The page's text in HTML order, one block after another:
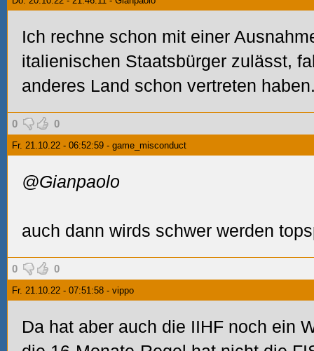
Ich rechne schon mit einer
italienischen Staatsbürger zulässt,
anderes Land schon vertreten
0 0
Fr. 21.10.22 - 06:52:59 - game_misconduct
@Gianpaolo
auch dann wirds schwer werden
0 0
Fr. 21.10.22 - 07:51:58 - vippo
Da hat aber auch die IIHF noch ein